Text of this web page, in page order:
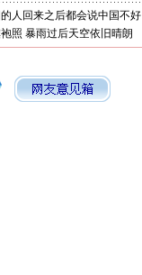
人回来之后都会说中国不好
照 暴雨过后天空依旧晴朗